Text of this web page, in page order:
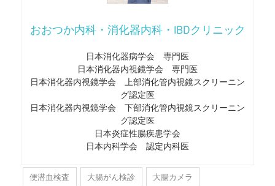
おおつか内科・消化器内科・IBDクリニック
日本消化器病学会 専門医
日本消化器内視鏡学会 専門医
日本消化器内視鏡学会 上部消化管内視鏡スクリーニン
グ認定医
日本消化器内視鏡学会 下部消化管内視鏡スクリーニン
グ認定医
日本炎症性腸疾患学会
日本内科学会 認定内科医
便潜血検査 大腸がん検診 大腸カメラ